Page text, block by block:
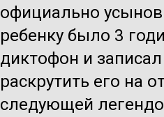
официально
ребенку было 3
диктофон и
раскрутить его на
следующей